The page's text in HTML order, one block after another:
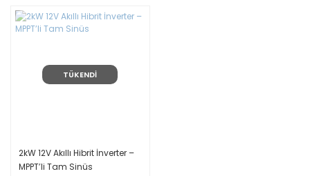
TÜKENDİ
2kW 12V Akıllı Hibrit İnverter –
MPPT’li Tam Sinüs